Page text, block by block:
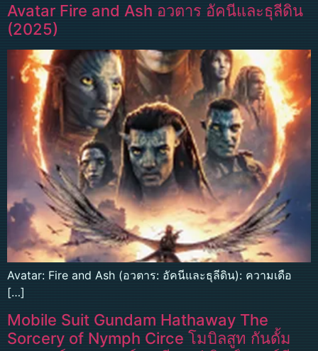
Avatar Fire and Ash อวตาร อัคนีและธุลีดิน
(2025)
Avatar: Fire and Ash (อวตาร: อัคนีและธุลีดิน): ความเดือ
[…]
Mobile Suit Gundam Hathaway The
Sorcery of Nymph Circe โมบิลสูท กันดั้ม